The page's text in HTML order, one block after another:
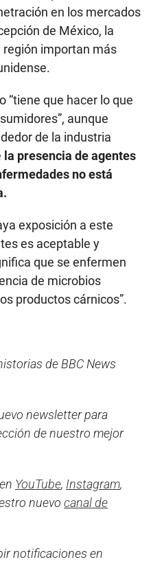
en los mercados
de México, la
región importan más
“tiene que hacer lo que
aunque
de la industria
la presencia de agentes
no está
exposición a este
es aceptable y
que se enfermen
de microbios
productos cárnicos”.
de BBC News
newsletter para
de nuestro mejor
YouTube, Instagram,
nuevo canal de
notificaciones en